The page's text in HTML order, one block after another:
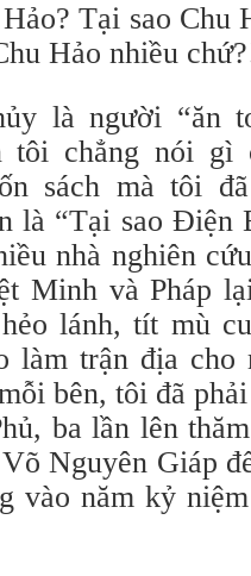
Tại sao Chu
Hảo nhiều
là người “ăn
tôi chẳng nói gì
sách mà tôi
là “Tại sao Điện
nhà nghiên
Minh và Pháp
lánh, tít mù
làm trận địa cho
bên, tôi đã
ba lần lên
Nguyên Giáp
vào năm kỷ